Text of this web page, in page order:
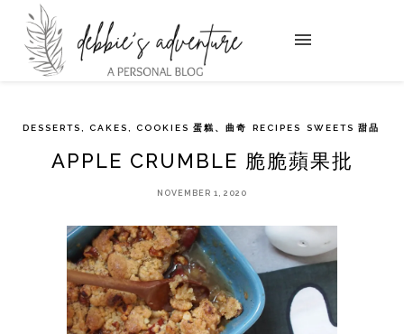
DESSERTS, CAKES, COOKIES 蛋糕、曲奇 RECIPES SWEETS 甜品
APPLE CRUMBLE 脆脆蘋果批
NOVEMBER 1, 2020